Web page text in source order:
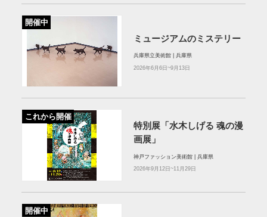
開催中
ミュージアムのミステリー
兵庫県立美術館 | 兵庫県
2026年6月6日~9月13日
これから開催
特別展「水木しげる 魂の漫
画展」
神戸ファッション美術館 | 兵庫県
2026年9月12日~11月29日
開催中